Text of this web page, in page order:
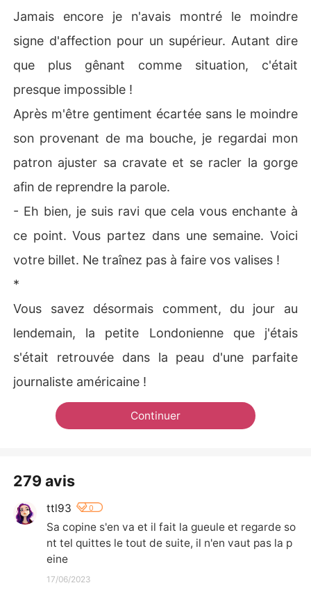
Jamais encore je n'avais montré le moindre
signe d'affection pour un supérieur. Autant dire
que plus gênant comme situation, c'était
presque impossible !
Après m'être gentiment écartée sans le moindre
son provenant de ma bouche, je regardai mon
patron ajuster sa cravate et se racler la gorge
afin de reprendre la parole.
- Eh bien, je suis ravi que cela vous enchante à
ce point. Vous partez dans une semaine. Voici
votre billet. Ne traînez pas à faire vos valises !
*
Vous savez désormais comment, du jour au
lendemain, la petite Londonienne que j'étais
s'était retrouvée dans la peau d'une parfaite
journaliste américaine !
Continuer
279 avis
ttl93 0
Sa copine s'en va et il fait la gueule et regarde so
nt tel quittes le tout de suite, il n'en vaut pas la p
eine
17/06/2023